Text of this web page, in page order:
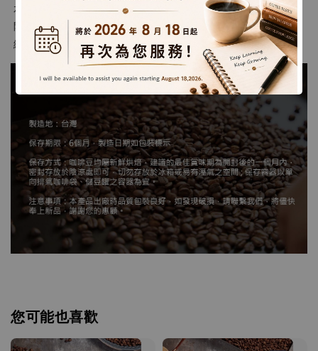
水  溫 : 88 ~ 90度
悶蒸時間 : 30秒
總 時 間 : 以20g粉為例，大約2~3分
您可能也喜歡